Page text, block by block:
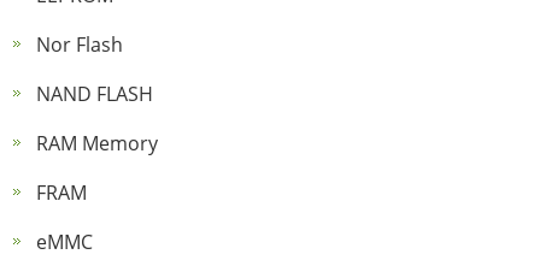
Nor Flash
NAND FLASH
RAM Memory
FRAM
eMMC